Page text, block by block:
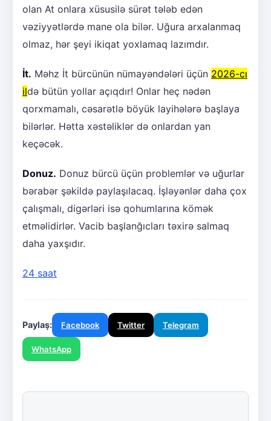
olan At onlara xüsusilə sürət tələb edən
vəziyyətlərdə mane ola bilər. Uğura arxalanmaq
olmaz, hər şeyi ikiqat yoxlamaq lazımdır.
İt. Məhz İt bürcünün nümayəndələri üçün 2026-cı
ildə bütün yollar açıqdır! Onlar heç nədən
qorxmamalı, cəsarətlə böyük layihələrə başlaya
bilərlər. Hətta xəstəliklər də onlardan yan
keçəcək.
Donuz. Donuz bürcü üçün problemlər və uğurlar
bərabər şəkildə paylaşılacaq. İşləyənlər daha çox
çalışmalı, digərləri isə qohumlarına kömək
etməlidirlər. Vacib başlanğıcları təxirə salmaq
daha yaxşıdır.
24 saat
Paylaş: Facebook Twitter Telegram
WhatsApp